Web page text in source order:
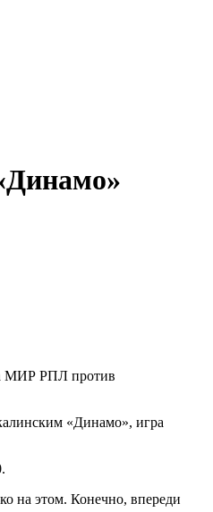
МИР РПЛ против
«Динамо», игра
на этом. Конечно, впереди